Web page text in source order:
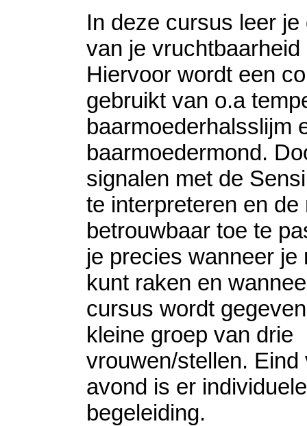
In deze cursus leer je
van je
Hiervoor wordt een
gebruikt van o.a
baarmoederhalsslijm
baarmoedermond.
signalen met de
te interpreteren en de
betrouwbaar toe te
je precies wanneer je
kunt raken en
cursus wordt
kleine groep van drie
vrouwen/stellen. Eind
avond is er individuele
begeleiding.